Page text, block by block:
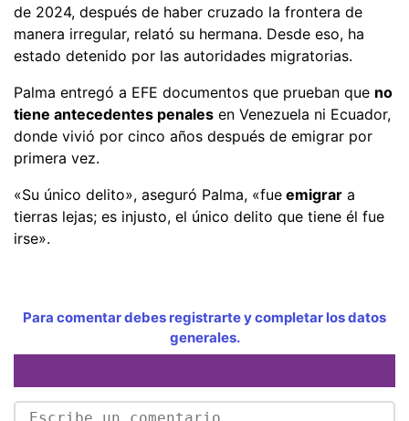
de 2024, después de haber cruzado la frontera de
manera irregular, relató su hermana. Desde eso, ha
estado detenido por las autoridades migratorias.
Palma entregó a EFE documentos que prueban que no
tiene antecedentes penales en Venezuela ni Ecuador,
donde vivió por cinco años después de emigrar por
primera vez.
«Su único delito», aseguró Palma, «fue emigrar a
tierras lejas; es injusto, el único delito que tiene él fue
irse».
Para comentar debes registrarte y completar los datos
generales.